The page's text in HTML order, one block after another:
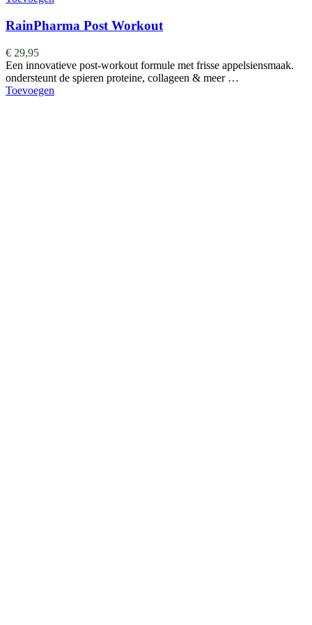
RainPharma Post Workout
€ 29,95
Een innovatieve post-workout formule met frisse appelsiensmaak.
ondersteunt de spieren proteine, collageen & meer …
Toevoegen